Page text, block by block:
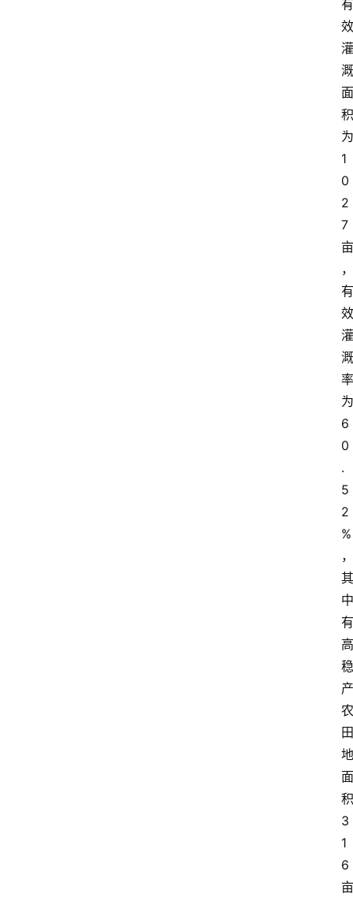
有
效
灌
溉
面
积
为
1
0
2
7
亩
，
有
效
灌
溉
率
为
6
0
.
5
2
%
，
其
中
有
高
稳
产
农
田
地
面
积
3
1
6
亩